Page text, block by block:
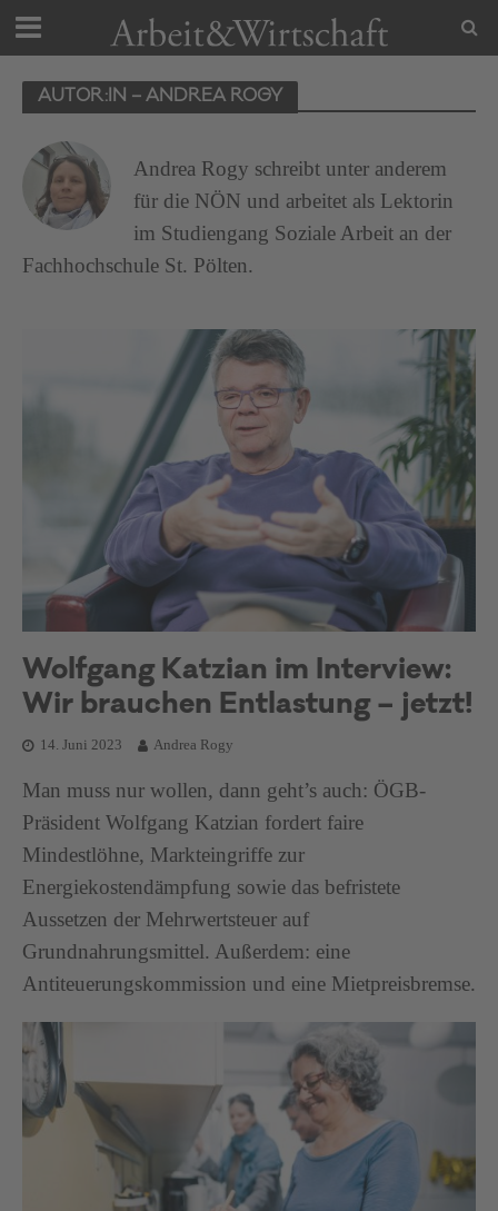
AUTOR:IN – ANDREA ROGY
Andrea Rogy schreibt unter anderem
für die NÖN und arbeitet als Lektorin
im Studiengang Soziale Arbeit an der
Fachhochschule St. Pölten.
Wolfgang Katzian im Interview:
Wir brauchen Entlastung – jetzt!
14. Juni 2023 Andrea Rogy
Man muss nur wollen, dann geht’s auch: ÖGB-
Präsident Wolfgang Katzian fordert faire
Mindestlöhne, Markteingriffe zur
Energiekostendämpfung sowie das befristete
Aussetzen der Mehrwertsteuer auf
Grundnahrungsmittel. Außerdem: eine
Antiteuerungskommission und eine Mietpreisbremse.